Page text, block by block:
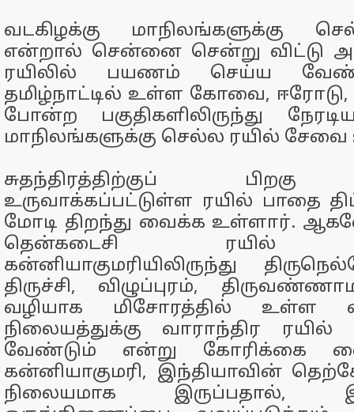
வடகிழக்கு மாநிலங்களுக்கு
என்றால் சென்னை சென்று விட்டு
ரயிலில் பயணம் செய்ய
தமிழ்நாட்டில் உள்ள கோவை, ஈரோடு,
போன்ற பகுதிகளிலிருந்து
மாநிலங்களுக்கு செல்ல ரயில்
சுதந்திரத்திற்குப் பிறகு
உருவாக்கப்பட்டுள்ள ரயில் பாதை
மோடி திறந்து வைக்க உள்ளார்.
தென்கடைசி ரயில்
கன்னியாகுமரியிலிருந்து
திருச்சி, விழுப்புரம்,
வழியாக மிசோரத்தில் உள்ள
நிலையத்துக்கு வாராந்திர
வேண்டும் என்று கோரிக்கை
கன்னியாகுமரி, இந்தியாவின்
நிலையமாக இருப்பதால்,